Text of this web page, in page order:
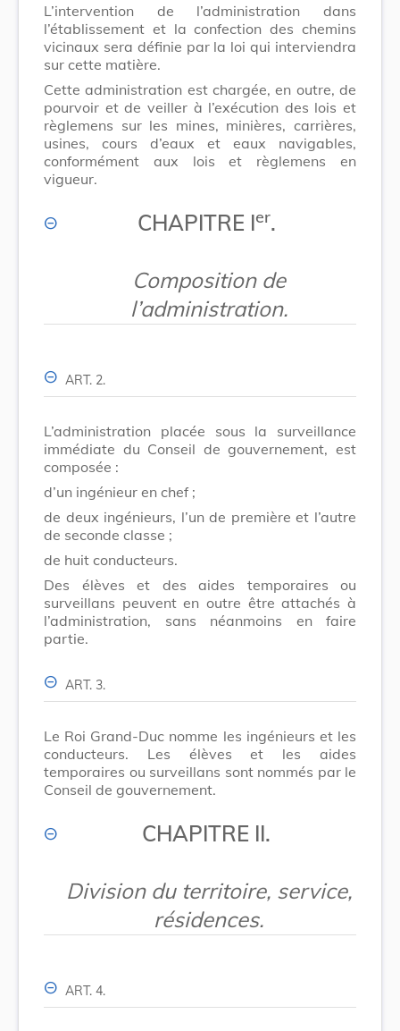
L’intervention de l’administration dans
l’établissement et la confection des chemins
vicinaux sera définie par la loi qui interviendra
sur cette matière.
Cette administration est chargée, en outre, de
pourvoir et de veiller à l’exécution des lois et
règlemens sur les mines, minières, carrières,
usines, cours d’eaux et eaux navigables,
conformément aux lois et règlemens en
vigueur.
CHAPITRE Ier.
Composition de
l’administration.
ART. 2.
L’administration placée sous la surveillance
immédiate du Conseil de gouvernement, est
composée :
d’un ingénieur en chef ;
de deux ingénieurs, l’un de première et l’autre
de seconde classe ;
de huit conducteurs.
Des élèves et des aides temporaires ou
surveillans peuvent en outre être attachés à
l’administration, sans néanmoins en faire
partie.
ART. 3.
Le Roi Grand-Duc nomme les ingénieurs et les
conducteurs. Les élèves et les aides
temporaires ou surveillans sont nommés par le
Conseil de gouvernement.
CHAPITRE II.
Division du territoire, service,
résidences.
ART. 4.